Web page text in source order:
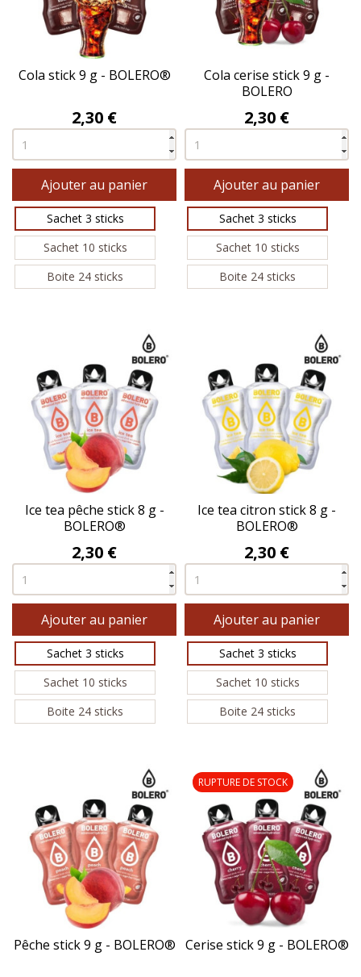
Cola stick 9 g - BOLERO®
Prix
2,30 €
Ajouter au panier
Sachet 3 sticks
Sachet 10 sticks
Boite 24 sticks
Cola cerise stick 9 g -
BOLERO
Prix
2,30 €
Ajouter au panier
Sachet 3 sticks
Sachet 10 sticks
Boite 24 sticks
Ice tea pêche stick 8 g -
BOLERO®
Prix
2,30 €
Ajouter au panier
Sachet 3 sticks
Sachet 10 sticks
Boite 24 sticks
Ice tea citron stick 8 g -
BOLERO®
Prix
2,30 €
Ajouter au panier
Sachet 3 sticks
Sachet 10 sticks
Boite 24 sticks
Pêche stick 9 g - BOLERO® Cerise stick 9 g - BOLERO®
RUPTURE DE STOCK